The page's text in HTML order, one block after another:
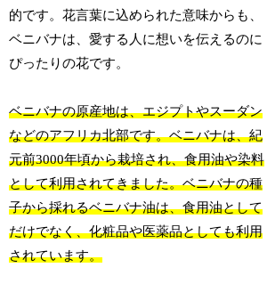
的です。花言葉に込められた意味からも、
ベニバナは、愛する人に想いを伝えるのに
ぴったりの花です。
ベニバナの原産地は、エジプトやスーダン
などのアフリカ北部です。ベニバナは、紀
元前3000年頃から栽培され、食用油や染料
として利用されてきました。ベニバナの種
子から採れるベニバナ油は、食用油として
だけでなく、化粧品や医薬品としても利用
されています。